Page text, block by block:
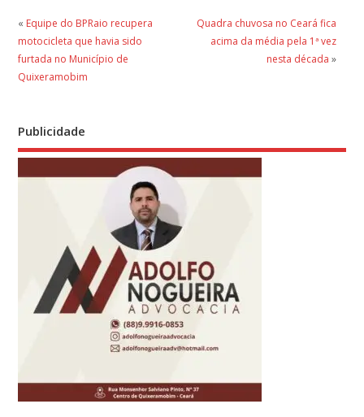
« Equipe do BPRaio recupera
motocicleta que havia sido
furtada no Município de
Quixeramobim
Quadra chuvosa no Ceará fica
acima da média pela 1ª vez
nesta década »
Publicidade